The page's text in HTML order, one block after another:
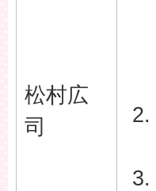
松村広
司